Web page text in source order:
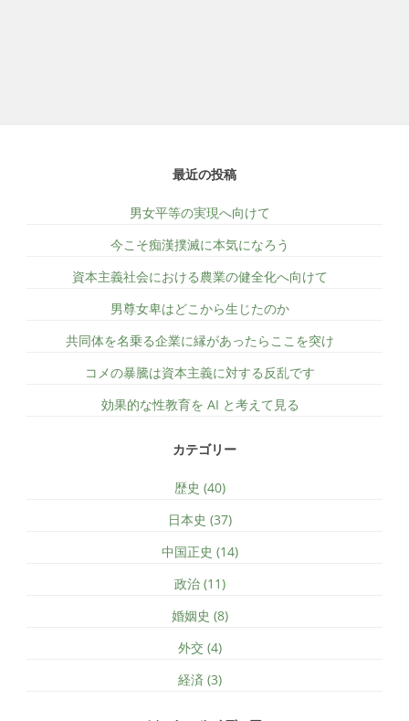
最近の投稿
男女平等の実現へ向けて
今こそ痴漢撲滅に本気になろう
資本主義社会における農業の健全化へ向けて
男尊女卑はどこから生じたのか
共同体を名乗る企業に縁があったらここを突け
コメの暴騰は資本主義に対する反乱です
効果的な性教育を AI と考えて見る
カテゴリー
歴史 (40)
日本史 (37)
中国正史 (14)
政治 (11)
婚姻史 (8)
外交 (4)
経済 (3)